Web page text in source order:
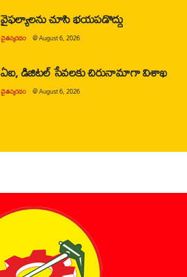
వైఫల్యాలను చూసి భయపడొద్దు
చైతన్యరధం @August 6, 2026
ఏఐ, డిజిటల్ సేవలకు చిరునామాగా విశాఖ
చైతన్యరధం @August 6, 2026